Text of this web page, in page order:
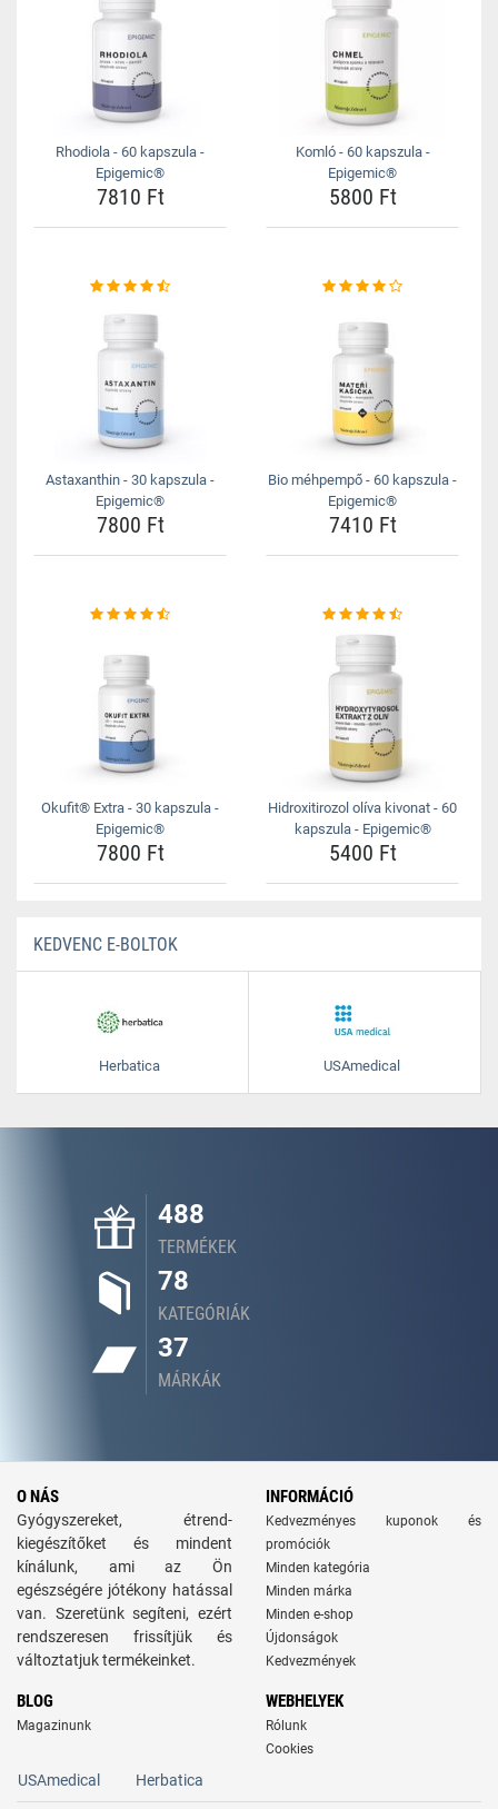
Rhodiola - 60 kapszula -
Epigemic®
7810 Ft
Komló - 60 kapszula -
Epigemic®
5800 Ft
Astaxanthin - 30 kapszula -
Epigemic®
7800 Ft
Bio méhpempő - 60 kapszula -
Epigemic®
7410 Ft
Okufit® Extra - 30 kapszula -
Epigemic®
7800 Ft
Hidroxitirozol olíva kivonat - 60
kapszula - Epigemic®
5400 Ft
KEDVENC E-BOLTOK
Herbatica USAmedical
488
TERMÉKEK
78
KATEGÓRIÁK
37
MÁRKÁK
O NÁS
Gyógyszereket, étrend-
kiegészítőket és mindent
kínálunk, ami az Ön
egészségére jótékony hatással
van. Szeretünk segíteni, ezért
rendszeresen frissítjük és
változtatjuk termékeinket.
INFORMÁCIÓ
Kedvezményes kuponok és
promóciók
Minden kategória
Minden márka
Minden e-shop
Újdonságok
Kedvezmények
BLOG
Magazinunk
WEBHELYEK
Rólunk
Cookies
USAmedical Herbatica